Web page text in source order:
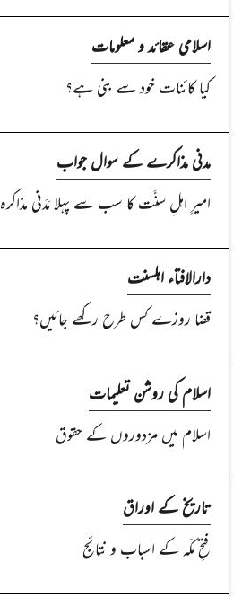
اسلامی عقائد و معلومات
کیا کائنات خود سے بنی ہے؟
مدنی مذاکرے کے سوال جواب
امیرِ اہلِ سنَّت کا سب سے پہلا مَدَنی مذاکرہ
دارالافتاء اہلسنت
قضا روزے کس طرح رکھے جائیں؟
اسلام کی روشن تعلیمات
اسلام میں مزدوروں کے حقوق
تاریخ کے اوراق
فتحِ مکّہ کے اسباب و نتائج